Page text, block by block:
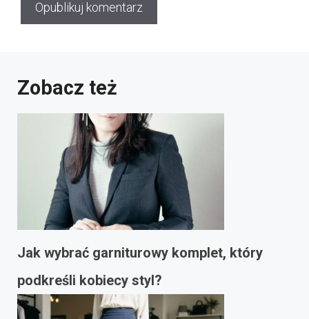
Zobacz też
Jak wybrać garniturowy komplet, który
podkreśli kobiecy styl?